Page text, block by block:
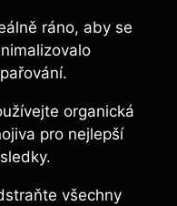
ráno,‍ aby se
organická
pro⁣ nejlepší
všechny⁣